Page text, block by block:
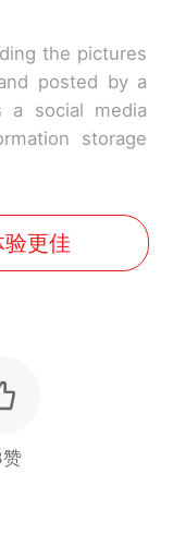
the pictures
posted by a
a social media
storage
更佳